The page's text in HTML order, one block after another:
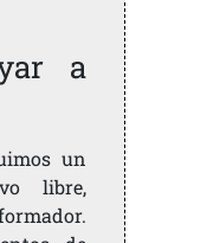
a
un
libre,